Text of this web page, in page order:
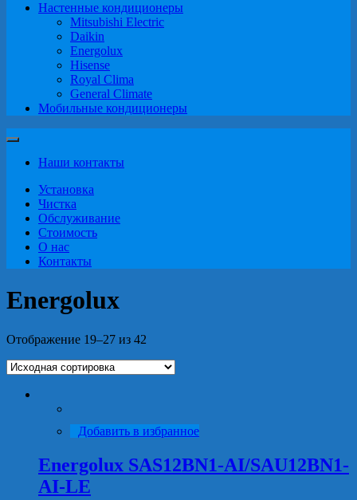
Настенные кондиционеры
Mitsubishi Electric
Daikin
Energolux
Hisense
Royal Clima
General Climate
Мобильные кондиционеры
Наши контакты
Установка
Чистка
Обслуживание
Стоимость
О нас
Контакты
Energolux
Отображение 19–27 из 42
Добавить в избранное
Energolux SAS12BN1-AI/SAU12BN1-
AI-LE